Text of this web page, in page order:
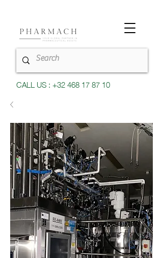
CALL US : +32 468 17 87 10